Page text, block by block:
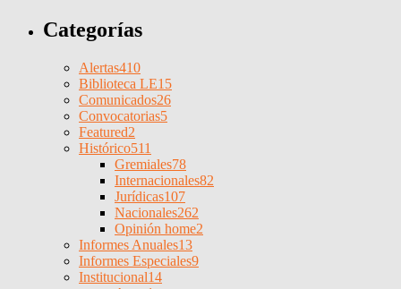
Categorías
Alertas410
Biblioteca LE15
Comunicados26
Convocatorias5
Featured2
Histórico511
Gremiales78
Internacionales82
Jurídicas107
Nacionales262
Opinión home2
Informes Anuales13
Informes Especiales9
Institucional14